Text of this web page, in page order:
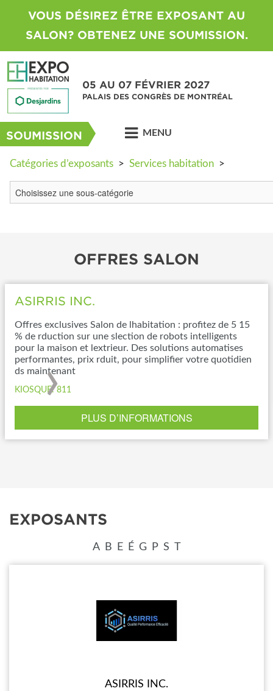
VOUS DÉSIREZ ÊTRE EXPOSANT AU
SALON? OBTENEZ UNE SOUMISSION.
05 AU 07 FÉVRIER 2027
PALAIS DES CONGRÈS DE MONTRÉAL
SOUMISSION MENU
Catégories d’exposants > Services habitation >
OFFRES SALON
ASIRRIS INC.
Offres exclusives Salon de lhabitation : profitez de 5 15
% de rduction sur une slection de robots intelligents
pour la maison et lextrieur. Des solutions automatises
performantes, prix rduit, pour simplifier votre quotidien
ds maintenant
KIOSQUE: 811
PLUS D’INFORMATIONS
›
EXPOSANTS
A B E É G P S
ASIRRIS INC.